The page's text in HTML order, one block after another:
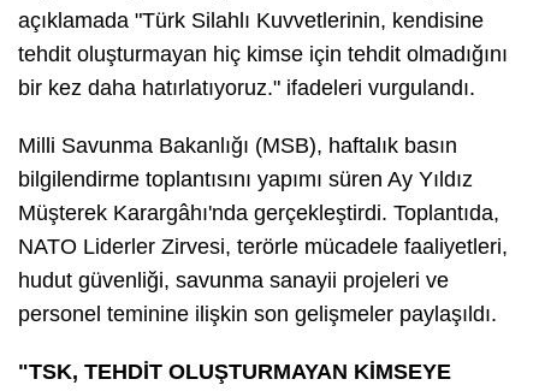
açıklamada "Türk Silahlı Kuvvetlerinin, kendisine
tehdit oluşturmayan hiç kimse için tehdit olmadığını
bir kez daha hatırlatıyoruz." ifadeleri vurgulandı.
Milli Savunma Bakanlığı (MSB), haftalık basın
bilgilendirme toplantısını yapımı süren Ay Yıldız
Müşterek Karargâhı'nda gerçekleştirdi. Toplantıda,
NATO Liderler Zirvesi, terörle mücadele faaliyetleri,
hudut güvenliği, savunma sanayii projeleri ve
personel teminine ilişkin son gelişmeler paylaşıldı.
"TSK, TEHDİT OLUŞTURMAYAN KİMSEYE